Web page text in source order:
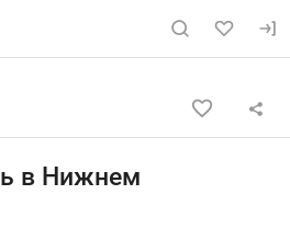
по сайту fishretail.ru
форель
объявлением
в Нижнем